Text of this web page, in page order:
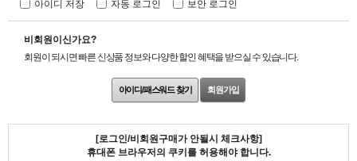
아이디 저장 자동 로그인 보안 로그인
비회원이신가요?
회원이 되시면 빠른 신상품 정보와 다양한 할인 혜택을 받으실 수 있습니다.
아이디/패스워드 찾기 회원가입
[로그인/비회원구매가 안될시 체크사항]
휴대폰 브라우저의 쿠키를 허용해야 합니다.